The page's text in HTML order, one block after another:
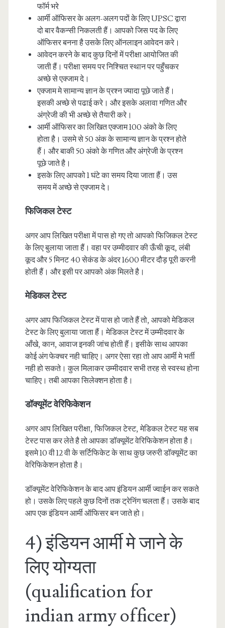
फॉर्म भरे
आर्मी ऑफिसर के अलग-अलग पदों के लिए UPSC द्वारा
दो बार वैकन्सी निकलती हैं। आपको जिस पद के लिए
ऑफिसर बनना है उसके लिए ऑनलाइन आवेदन करे।
आवेदन करने के बाद कुछ दिनों में परीक्षा आयोजित की
जाती हैं। परीक्षा समय पर निश्चित स्थान पर पहुँचकर
अच्छे से एक्जाम दे।
एक्जाम मे सामान्य ज्ञान के प्रश्न ज्यादा पूछे जाते हैं।
इसकी अच्छे से पढाई करे। और इसके अलावा गणित और
अंग्रेजी की भी अच्छे से तैयारी करे।
आर्मी ऑफिसर का लिखित एक्जाम 100 अंको के लिए
होता है। उसमे से 50 अंक के सामान्य ज्ञान के प्रश्न होते
हैं। और बाकी 50 अंको के गणित और अंग्रेजी के प्रश्न
पूछे जाते है।
इसके लिए आपको 1 घंटे का समय दिया जाता हैं। उस
समय में अच्छे से एक्जाम दे।
फिजिकल टेस्ट
अगर आप लिखित परीक्षा में पास हो गए तो आपको फिजिकल टेस्ट
के लिए बुलाया जाता हैं। वहा पर उम्मीदवार की ऊँची कूद, लंबी
कूद और 5 मिनट 40 सेकंड के अंदर 1600 मीटर दौड़ पूरी करनी
होती हैं। और इसी पर आपको अंक मिलते है।
मेडिकल टेस्ट
अगर आप फिजिकल टेस्ट में पास हो जाते हैं तो, आपको मेडिकल
टेस्ट के लिए बुलाया जाता हैं। मेडिकल टेस्ट में उम्मीदवार के
आँखे, कान, आवाज इनकी जांच होती हैं। इसीके साथ आपका
कोई अंग फेक्चर नही चाहिए। अगर ऐसा रहा तो आप आर्मी मे भर्ती
नही हो सकते। कुल मिलाकर उम्मीदवार सभी तरह से स्वस्थ होना
चाहिए। तबी आपका सिलेक्शन होता है।
डॉक्यूमेंट वेरिफिकेशन
अगर आप लिखित परीक्षा, फिजिकल टेस्ट, मेडिकल टेस्ट यह सब
टेस्ट पास कर लेते है तो आपका डॉक्यूमेंट वेरिफिकेशन होता है।
इसमे 10 वी 12 वी के सर्टिफिकेट के साथ कुछ जरुरी डॉक्यूमेंट का
वेरिफिकेशन होता है।
डॉक्यूमेंट वेरिफिकेशन के बाद आप इंडियन आर्मी ज्वाईन कर सकते
हो। उसके लिए पहले कुछ दिनों तक ट्रेनिंग चलता हैं। उसके बाद
आप एक इंडियन आर्मी ऑफिसर बन जाते हो।
4) इंडियन आर्मी मे जाने के
लिए योग्यता
(qualification for
indian army officer)